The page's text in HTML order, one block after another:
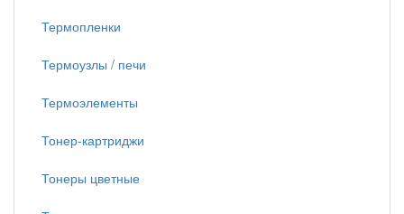
Термопленки
Термоузлы / печи
Термоэлементы
Тонер-картриджи
Тонеры цветные